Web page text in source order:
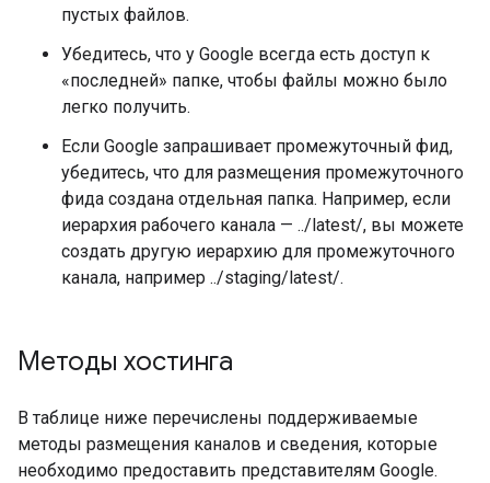
пустых файлов.
Убедитесь, что у Google всегда есть доступ к
«последней» папке, чтобы файлы можно было
легко получить.
Если Google запрашивает промежуточный фид,
убедитесь, что для размещения промежуточного
фида создана отдельная папка. Например, если
иерархия рабочего канала — ../latest/, вы можете
создать другую иерархию для промежуточного
канала, например ../staging/latest/.
Методы хостинга
В таблице ниже перечислены поддерживаемые
методы размещения каналов и сведения, которые
необходимо предоставить представителям Google.